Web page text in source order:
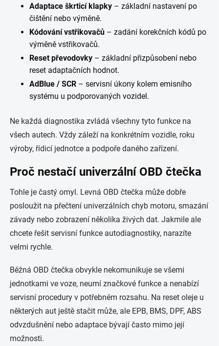
Adaptace škrticí klapky – základní nastavení po
čištění nebo výměně.
Kódování vstřikovačů – zadání korekčních kódů po
výměně vstřikovačů.
Reset převodovky – základní přizpůsobení nebo
reset adaptačních hodnot.
AdBlue / SCR – servisní úkony kolem emisního
systému u podporovaných vozidel.
Ne každá diagnostika zvládá všechny tyto funkce na
všech autech. Vždy záleží na konkrétním vozidle, roku
výroby, řídicí jednotce a podpoře daného zařízení.
Proč nestačí univerzální OBD čtečka
Tohle je častý omyl. Levná OBD čtečka může dobře
posloužit na přečtení univerzálních chyb motoru, smazání
závady nebo zobrazení několika živých dat. Jakmile ale
chcete řešit servisní funkce autodiagnostiky, narazíte
velmi rychle.
Běžná OBD čtečka obvykle nekomunikuje se všemi
jednotkami ve voze, neumí značkové funkce a nenabízí
servisní procedury v potřebném rozsahu. Na reset oleje u
některých aut ještě stačit může, ale EPB, BMS, DPF, ABS
odvzdušnění nebo adaptace bývají často mimo její
možnosti.